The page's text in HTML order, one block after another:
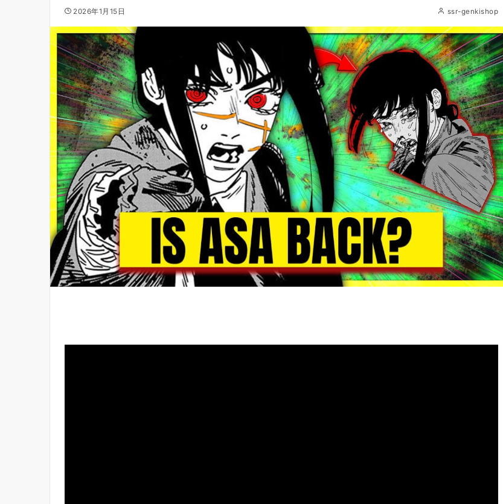
2026年1月15日 ssr-genkishop